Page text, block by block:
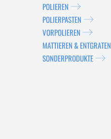
POLIEREN
POLIERPASTEN
VORPOLIEREN
MATTIEREN & ENTGRATEN
SONDERPRODUKTE